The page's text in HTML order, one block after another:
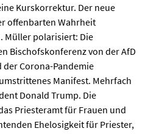
Kurskorrektur. Der neue
offenbarten Wahrheit
Müller polarisiert: Die
Bischofskonferenz von der AfD
Corona-Pandemie
Manifest. Mehrfach
Donald Trump. Die
Priesteramt für Frauen und
Ehelosigkeit für Priester,